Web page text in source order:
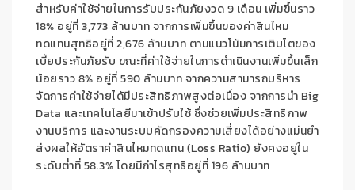
สำหรับค่าใช้จ่ายในการรับประกันภัยงวด 9 เดือน เพิ่มขึ้นราว
18% อยู่ที่ 3,773 ล้านบาท จากการเพิ่มขึ้นของค่าสินไหม
ทดแทนสุทธิอยู่ที่ 2,676 ล้านบาท ตามแนวโน้มการเติบโตของ
เบี้ยประกันภัยรับ ขณะที่ค่าใช้จ่ายในการดำเนินงานเพิ่มขึ้นเล็ก
น้อยราว 8% อยู่ที่ 590 ล้านบาท จากความสามารถบริหาร
จัดการค่าใช้จ่ายได้มีประสิทธิภาพสูงต่อเนื่อง จากการนำBig
Data และเทคโนโลยีมาเข้าปรับใช้ ซึ่งช่วยเพิ่มประสิทธิภาพ
งานบริการ และงานระบบคัดกรองความเสี่ยงได้อย่างแม่นยำ
ส่งผลให้อัตราค่าสินไหมทดแทน (Loss Ratio) ยังคงอยู่ใน
ระดับต่ำที่ 58.3%โดยมีกำไรสุทธิอยู่ที่ 196 ล้านบาท